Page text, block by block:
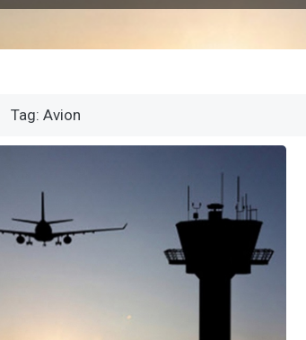
Tag: Avion